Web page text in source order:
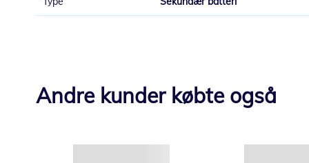
Andre kunder købte også